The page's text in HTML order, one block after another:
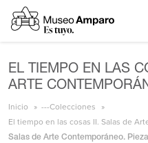
EL TIEMPO EN LAS
ARTE
Inicio
---Colecciones
El tiempo en las cosas II. Salas de
Salas de Arte Contemporáneo.